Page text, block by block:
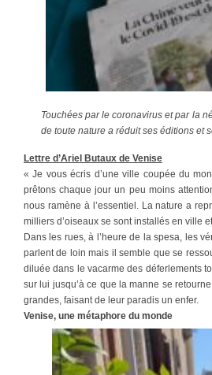
Touchées par le coronavirus et par la
de toute nature a réduit ses éditions et
Lettre d’Ariel Butaux de Venise
« Je vous écris d’une ville coupée du
prêtons chaque jour un peu moins
nous ramène à l’essentiel. La nature a
milliers d’oiseaux se sont installés en ville
Dans les rues, à l’heure de la spesa, les
parlent de loin mais il semble que se
diluée dans le vacarme des déferlements
sur lui jusqu’à ce que la manne se
grandes, faisant de leur paradis un enfer.
Venise, une métaphore du monde